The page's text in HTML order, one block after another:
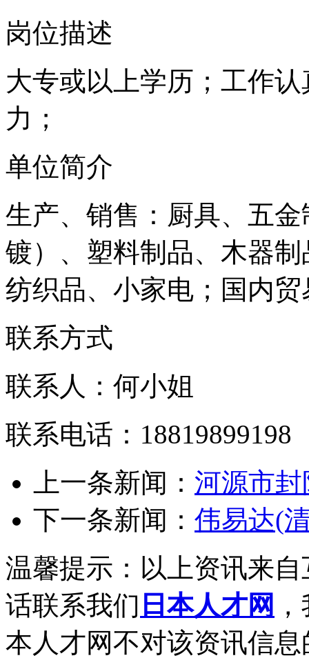
岗位描述
大专或以上学历；工作
力；
单位简介
生产、销售：厨具、五
镀）、塑料制品、木器
纺织品、小家电；国内
联系方式
联系人：何小姐
联系电话：18819899198
上一条新闻： 河源市
下一条新闻： 伟易达(
温馨提示：以上资讯来
话联系我们 日本人才网
本人才网不对该资讯信